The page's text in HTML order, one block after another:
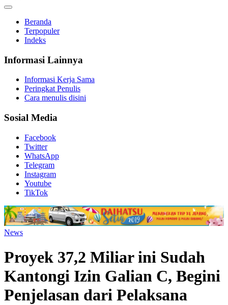
Beranda
Terpopuler
Indeks
Informasi Lainnya
Informasi Kerja Sama
Peringkat Penulis
Cara menulis disini
Sosial Media
Facebook
Twitter
WhatsApp
Telegram
Instagram
Youtube
TikTok
News
Proyek 37,2 Miliar ini Sudah
Kantongi Izin Galian C, Begini
Penjelasan dari Pelaksana